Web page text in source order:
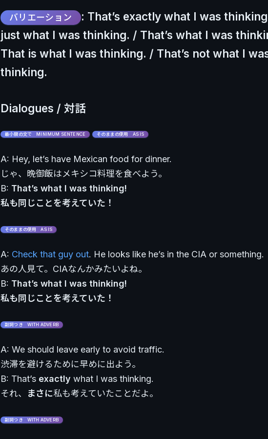
バリエーション
: That’s exactly what I was
just what I was thinking. / That’s what I was
That is what I was thinking. / That’s not what I
thinking.
Dialogues / 対話
最小限の文で MINIMUM SENTENCE そのままの使用 AS IS
A: Hey, let’s have Mexican food for dinner.
じゃ、晩御飯はメキシコ料理を食べよう。
B: That’s what I was thinking!
私も同じことを考えていた！
そのままの使用 AS IS
A: Check that guy out. He looks like he’s in the CIA or something.
あの人見て。CIAなんかみたいよね。
B: That’s what I was thinking!
私も同じことを考えていた！
副詞つき WITH ADVERB
A: We should leave early to avoid traffic.
渋滞を避けるために早めに出よう。
B: That’s exactly what I was thinking.
それ、
まさに私も考えていたことだよ。
副詞つき WITH ADVERB